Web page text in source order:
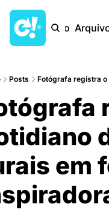
Início
Posts Fotógrafa registra
em